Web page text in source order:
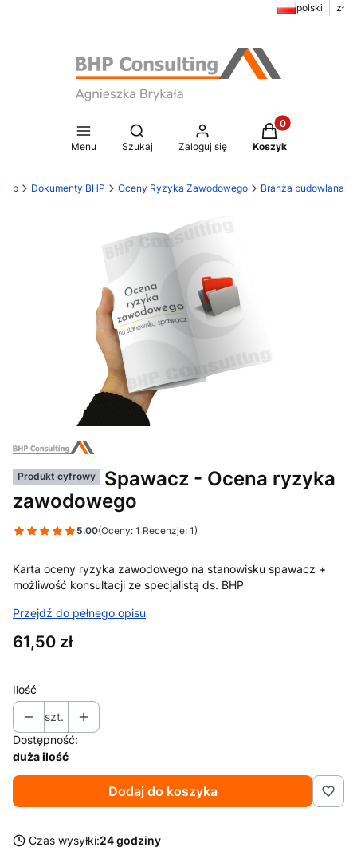
polski zł
Menu
Otwórz wyszukiwarkę
Szukaj Zaloguj się
Produkty w
Koszyk
Dokumenty BHP Oceny Ryzyka Zawodowego Branża budowlana
Produkt cyfrowy
Spawacz - Ocena ryzyka
zawodowego
5.00(Oceny: 1 Recenzje: 1)
Karta oceny ryzyka zawodowego na stanowisku spawacz +
możliwość konsultacji ze specjalistą ds. BHP
Przejdź do pełnego opisu
Cena
61,50 zł
Ilość
szt.
Dostępność:
duża ilość
Dodaj do koszyka
Czas wysyłki:24 godziny